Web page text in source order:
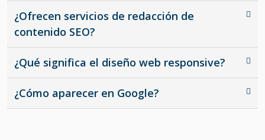
¿Ofrecen servicios de redacción de
contenido SEO?
¿Qué significa el diseño web responsive?
¿Cómo aparecer en Google?